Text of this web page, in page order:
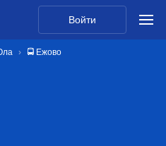
Войти
🚍 Ежово